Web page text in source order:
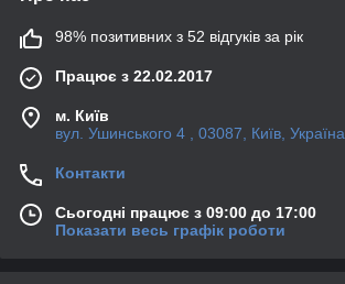
98% позитивних з 52 відгуків за рік
Працює з 22.02.2017
м. Київ
вул. Ушинського 4 , 03087, Київ, Україна
Контакти
Сьогодні працює з 09:00 до 17:00
Показати весь графік роботи